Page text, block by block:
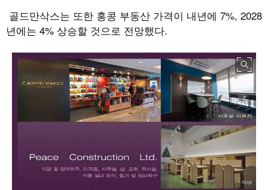
골드만삭스는 또한 홍콩 부동산 가격이 내년에 7%, 2028
년에는 4% 상승할 것으로 전망했다.